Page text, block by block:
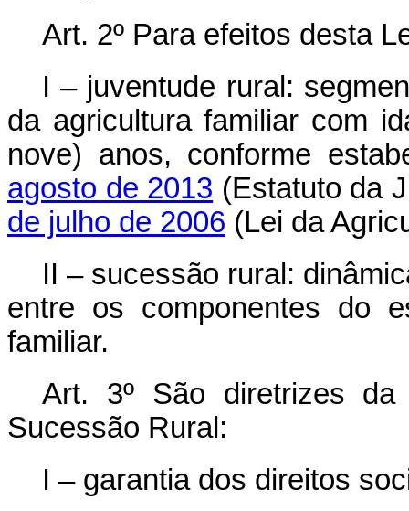
Art. 2º Para efeitos desta
I – juventude rural:
da agricultura familiar com
nove) anos, conforme
agosto de 2013 (Estatuto da
de julho de 2006 (Lei da
II – sucessão rural:
entre os componentes do
familiar.
Art. 3ºSão diretrizes da
Sucessão Rural:
I – garantia dos direitos